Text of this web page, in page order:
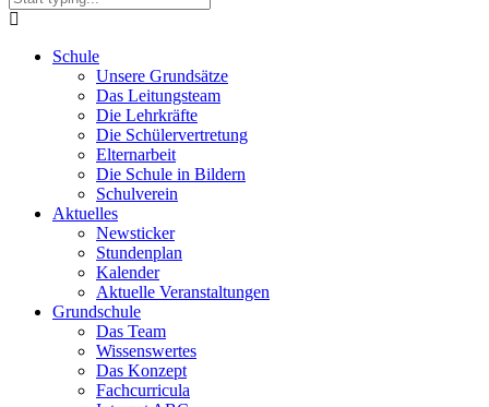
Schule
Unsere Grundsätze
Das Leitungsteam
Die Lehrkräfte
Die Schülervertretung
Elternarbeit
Die Schule in Bildern
Schulverein
Aktuelles
Newsticker
Stundenplan
Kalender
Aktuelle Veranstaltungen
Grundschule
Das Team
Wissenswertes
Das Konzept
Fachcurricula